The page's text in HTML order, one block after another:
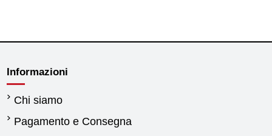
Informazioni
Chi siamo
Pagamento e Consegna